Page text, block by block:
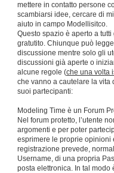
mettere in contatto persone
scambiarsi idee, cercare di
aiuto in campo Modellisitco.
Questo spazio è aperto a
gratutito. Chiunque può
discussione mentre solo gli
discussioni già aperte o
alcune regole (che una volta
che vanno a cautelare la vita
suoi partecipanti:
Modeling Time è un Forum
Nel forum protetto, l’utente
argomenti e per poter
esprimere le proprie opinioni
registrazione prevede,
Username, di una propria
posta elettronica. In tal